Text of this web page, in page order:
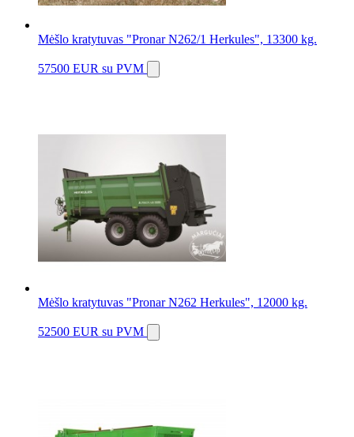
Mėšlo kratytuvas "Pronar N262/1 Herkules", 13300 kg.
57500 EUR su PVM
Mėšlo kratytuvas "Pronar N262 Herkules", 12000 kg.
52500 EUR su PVM